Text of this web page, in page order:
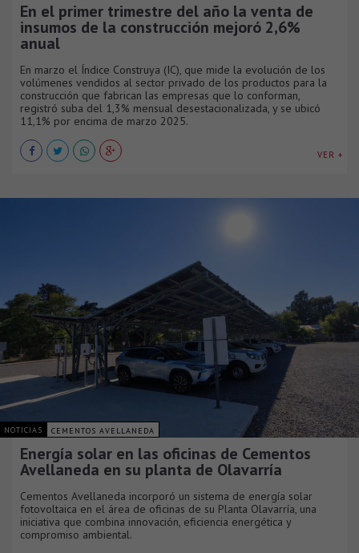
En el primer trimestre del año la venta de
insumos de la construcción mejoró 2,6%
anual
En marzo el Índice Construya (IC), que mide la evolución de los
volúmenes vendidos al sector privado de los productos para la
construcción que fabrican las empresas que lo conforman,
registró suba del 1,3% mensual desestacionalizada, y se ubicó
11,1% por encima de marzo 2025.
VER +
NOTICIAS CEMENTOS AVELLANEDA
Energía solar en las oficinas de Cementos
Avellaneda en su planta de Olavarría
Cementos Avellaneda incorporó un sistema de energía solar
fotovoltaica en el área de oficinas de su Planta Olavarría, una
iniciativa que combina innovación, eficiencia energética y
compromiso ambiental.